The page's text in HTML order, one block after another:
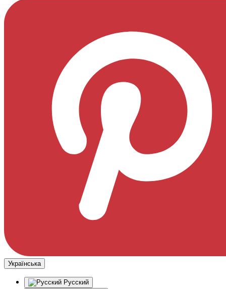
Українська
Русский